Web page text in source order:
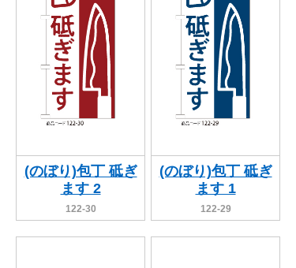
オリジナルオーダーについて
(のぼり)包丁 砥ぎ
ます 2
122-30
(のぼり)包丁 砥ぎ
ます 1
122-29